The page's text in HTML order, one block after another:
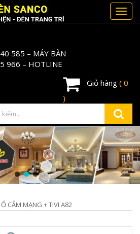
585 – MÁY BÀN
966 – HOTLINE
Giỏ hàng ( 0
)
Ổ CẮM MẠNG + TIVI A82